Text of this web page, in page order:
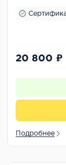
20 800 ₽
Подробнее